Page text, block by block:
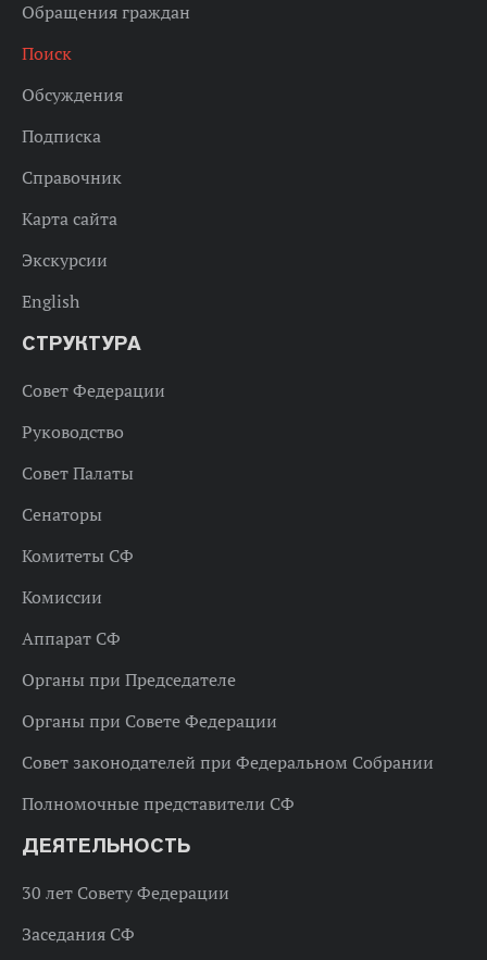
Обращения граждан
Поиск
Обсуждения
Подписка
Справочник
Карта сайта
Экскурсии
English
СТРУКТУРА
Совет Федерации
Руководство
Совет Палаты
Сенаторы
Комитеты СФ
Комиссии
Аппарат СФ
Органы при Председателе
Органы при Совете Федерации
Совет законодателей при Федеральном Собрании
Полномочные представители СФ
ДЕЯТЕЛЬНОСТЬ
30 лет Совету Федерации
Заседания СФ